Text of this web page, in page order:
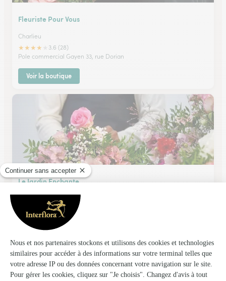
Fleuriste Pour Vous
Charlieu
★★★★
3.6 (28)
Pole commercial Gayen 33, rue Dorian
Voir la boutique
Le Jardin Enchante
★ ★4.7 (41)
37, Boulevard Jacquard
Voir la boutique